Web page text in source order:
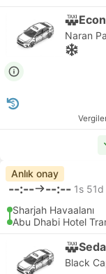
Naran
Anlık onay
--:-- --:-- 1s 51d
Sharjah Havaalanı
Abu Dhabi Hotel
Black